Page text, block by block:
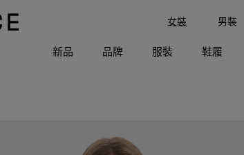
女裝 男裝
新品 品牌 服裝 鞋履